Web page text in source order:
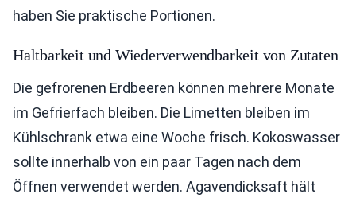
haben Sie praktische Portionen.
Haltbarkeit und Wiederverwendbarkeit von Zutaten
Die gefrorenen Erdbeeren können mehrere Monate
im Gefrierfach bleiben. Die Limetten bleiben im
Kühlschrank etwa eine Woche frisch. Kokoswasser
sollte innerhalb von ein paar Tagen nach dem
Öffnen verwendet werden. Agavendicksaft hält